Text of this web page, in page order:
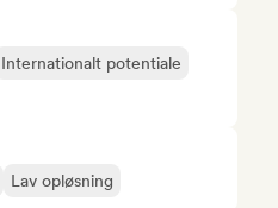
Internationalt potentiale
Lav opløsning